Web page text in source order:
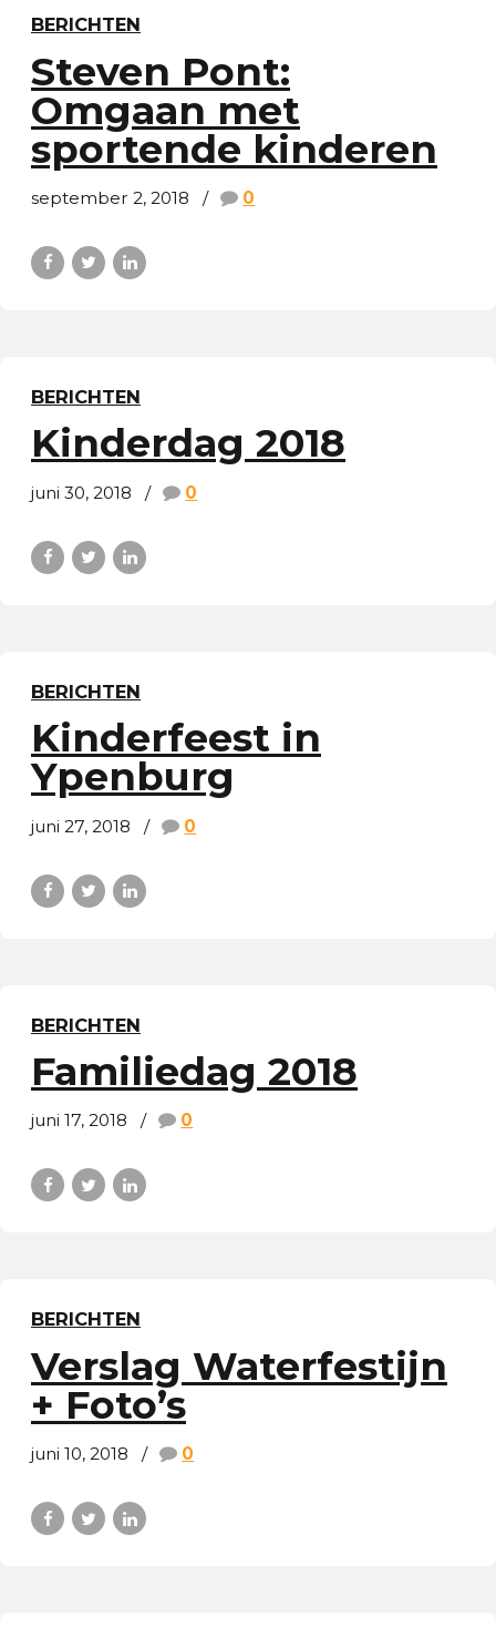
BERICHTEN
Steven Pont:
Omgaan met
sportende kinderen
september 2, 2018 0
BERICHTEN
Kinderdag 2018
juni 30, 2018 0
BERICHTEN
Kinderfeest in
Ypenburg
juni 27, 2018 0
BERICHTEN
Familiedag 2018
juni 17, 2018 0
BERICHTEN
Verslag Waterfestijn
+ Foto’s
juni 10, 2018 0